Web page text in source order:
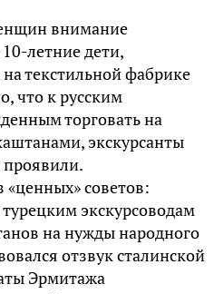
внимание
летние дети,
текстильной фабрике
что к русским
торговать на
экскурсанты
проявили.
«ценных» советов:
экскурсоводам
на нужды народного
отзвук сталинской
Эрмитажа